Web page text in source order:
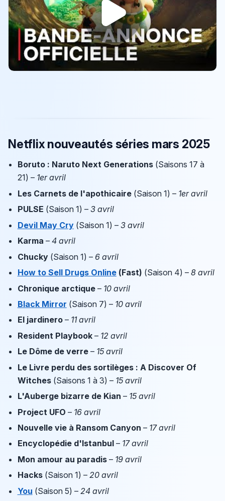
Netflix nouveautés séries mars 2025
Boruto : Naruto Next Generations (Saisons 17 à
21) – 1er avril
Les Carnets de l'apothicaire (Saison 1) – 1er avril
PULSE (Saison 1) – 3 avril
Devil May Cry(Saison 1) – 3 avril
Karma – 4 avril
Chucky(Saison 1) – 6 avril
How to Sell Drugs Online(Fast) (Saison 4) –8 avril
Chronique arctique– 10 avril
Black Mirror (Saison 7) – 10 avril
El jardinero– 11 avril
Resident Playbook– 12 avril
Le Dôme de verre– 15 avril
Le Livre perdu des sortilèges : A Discover Of
Witches(Saisons 1 à 3) – 15 avril
L'Auberge bizarre de Kian – 15 avril
Project UFO – 16 avril
Nouvelle vie à Ransom Canyon – 17 avril
Encyclopédie d'Istanbul– 17 avril
Mon amour au paradis– 19 avril
Hacks(Saison 1) – 20 avril
You (Saison 5) – 24 avril